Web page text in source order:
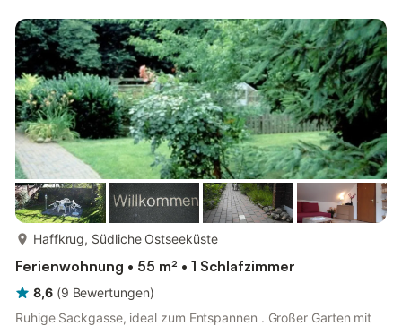
Kommode. Hier finden Ihre mitgebrachten Sachen sicherlich
einen sauberen Platz. Im zweiten Schlafzimmer befindet sich
außer e...
Haffkrug, Südliche Ostseeküste
Ferienwohnung • 55 m² • 1 Schlafzimmer
8,6 (9 Bewertungen)
Ruhige Sackgasse, ideal zum Entspannen . Großer Garten mit